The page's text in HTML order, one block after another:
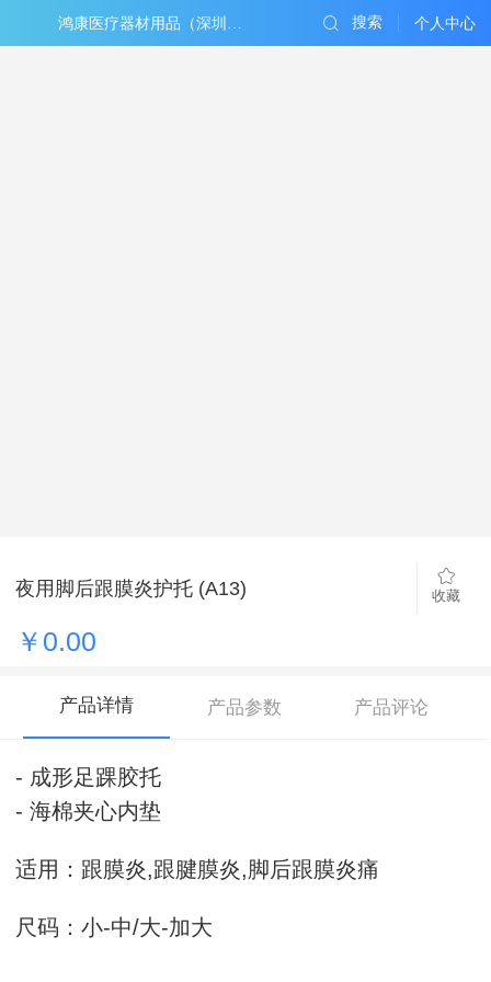
鸿康医疗器材用品（深圳）有限公司 个人中心
搜索
夜用脚后跟膜炎护托 (A13) 收藏
￥0.00
产品详情 产品参数 产品评论
- 成形足踝胶托
- 海棉夹心内垫
适用：跟膜炎,跟腱膜炎,脚后跟膜炎痛
尺码：小-中/大-加大